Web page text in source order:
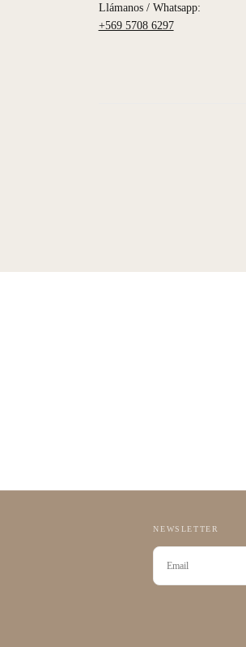
Llámanos / Whatsapp:
+569 5708 6297
NEWSLETTER
CORREO
ELECTRÓNICO